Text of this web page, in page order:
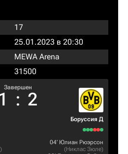
17
25.01.2023 в 20:30
MEWA Arena
31500
Завершен
: 2
Боруссия Д
)
04‎’‎ Юлиан Рюэрсон
(Никлас Зюле)